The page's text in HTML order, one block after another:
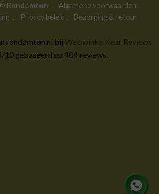
Rondomton . Algemene voorwaarden .
. Privacy beleid . Bezorging & retour
rondomton.nl bij WebwinkelKeur Reviews
10 gebaseerd op 404 reviews.